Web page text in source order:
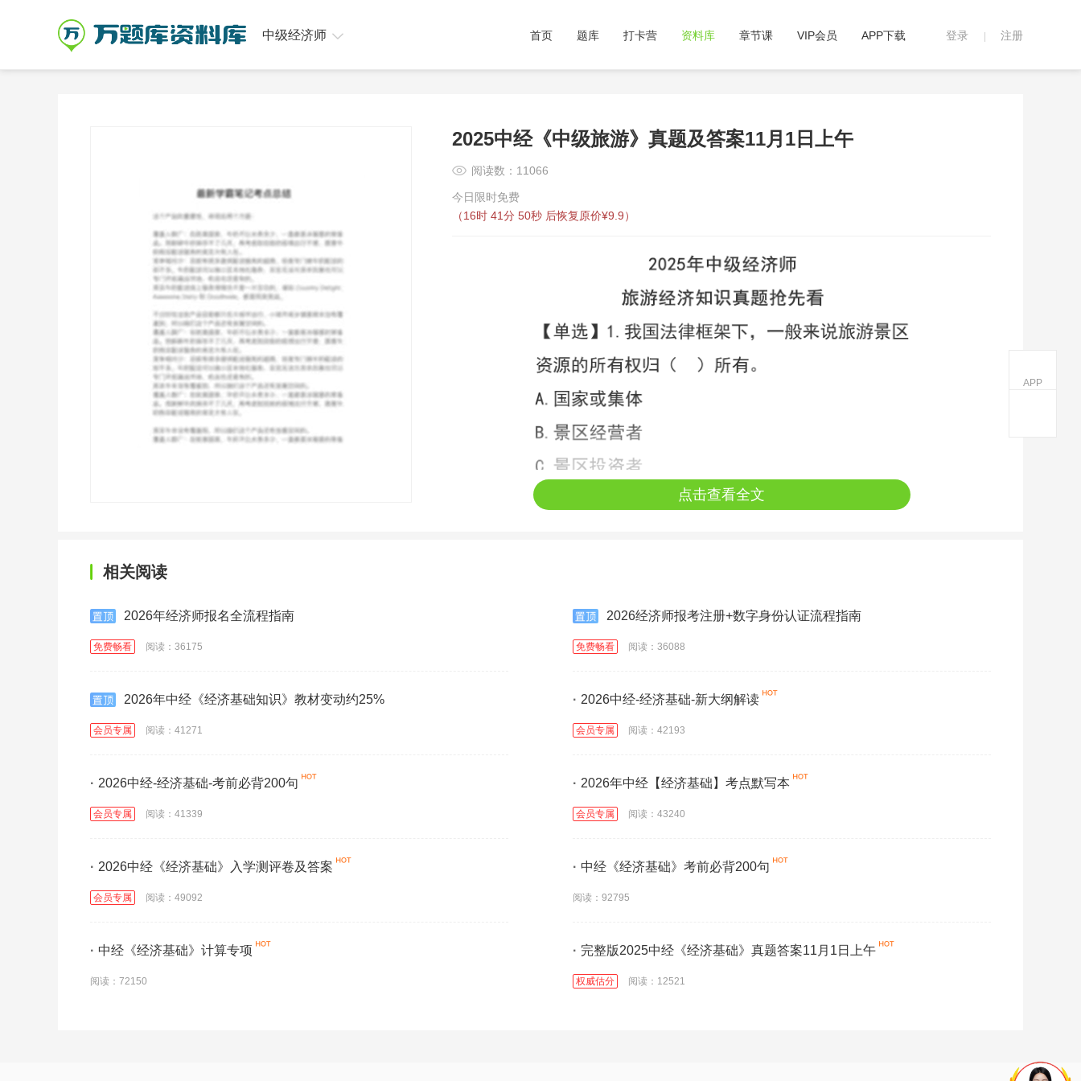
登录 注册
首页 题库 打卡营 资料库 章节课 VIP会员 APP下载
中级经济师
2025中经《中级旅游》真题及答案11月1日上午
阅读数：11066
今日限时免费
（16时 41分 50秒 后恢复原价¥9.9）
点击查看全文
相关阅读
2026年经济师报名全流程指南
免费畅看 阅读：36175
2026经济师报考注册+数字身份认证流程指南
免费畅看 阅读：36088
2026年中经《经济基础知识》教材变动约25%
会员专属 阅读：41271
· 2026中经-经济基础-新大纲解读
会员专属 阅读：42193
· 2026中经-经济基础-考前必背200句
会员专属 阅读：41339
· 2026年中经【经济基础】考点默写本
会员专属 阅读：43240
· 2026中经《经济基础》入学测评卷及答案
会员专属 阅读：49092
· 中经《经济基础》考前必背200句
阅读：92795
· 中经《经济基础》计算专项
阅读：72150
· 完整版2025中经《经济基础》真题答案11月1日上午
权威估分 阅读：12521
APP